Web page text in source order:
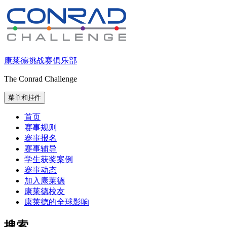
跳
至
内
容
康莱德挑战赛俱乐部
The Conrad Challenge
菜单和挂件
首页
赛事规则
赛事报名
赛事辅导
学生获奖案例
赛事动态
加入康莱德
康莱德校友
康莱德的全球影响